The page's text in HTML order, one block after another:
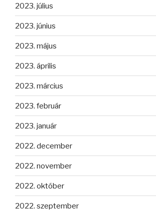
2023. július
2023. június
2023. május
2023. április
2023. március
2023. február
2023. január
2022. december
2022. november
2022. október
2022. szeptember